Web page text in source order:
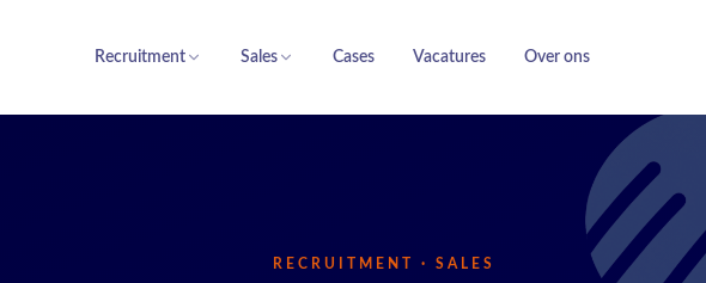
Recruitment Sales Cases Vacatures Over ons
RECRUITMENT · SALES